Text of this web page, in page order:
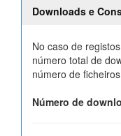
Downloads e
No caso de
número total de
número de
Número de